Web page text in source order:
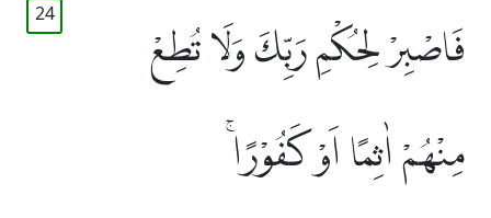
24
فَاصْبِرْ لِحُكْمِ رَبِّكَ وَلَا تُطِعْ
مِنْهُمْ اٰثِمًا اَوْ كَفُوْرًاۚ